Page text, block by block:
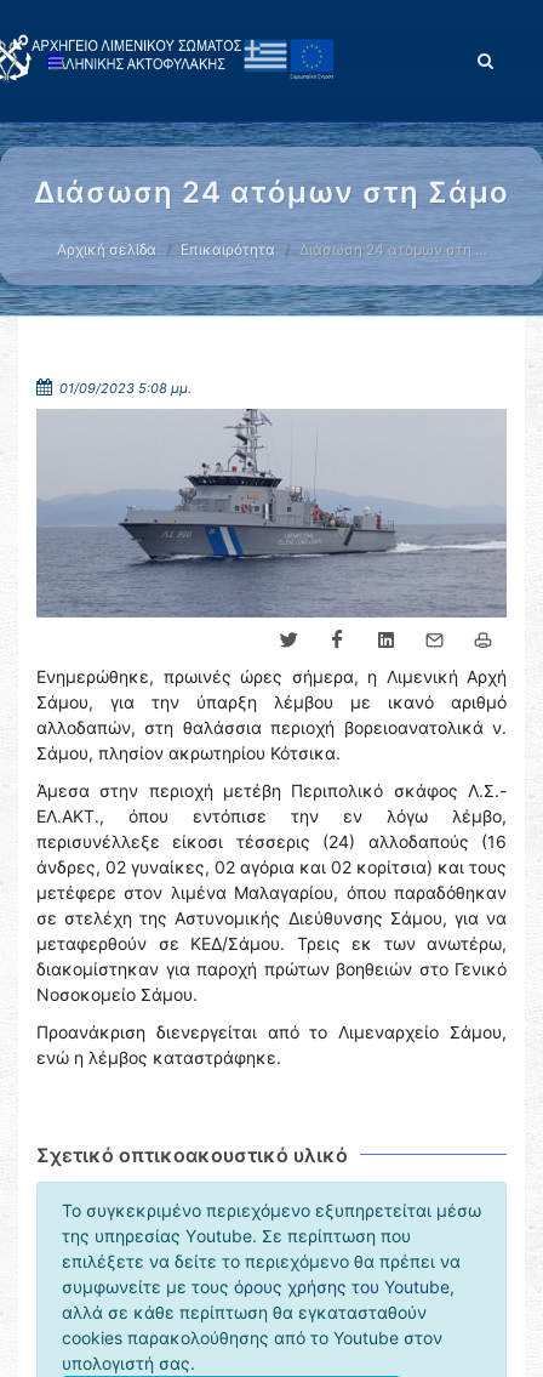
Διάσωση 24 ατόμων στη Σάμο
Αρχική σελίδα Επικαιρότητα Διάσωση 24 ατόμων στη …
01/09/2023 5:08 μμ.
Ενημερώθηκε, πρωινές ώρες σήμερα, η Λιμενική Αρχή
Σάμου, για την ύπαρξη λέμβου με ικανό αριθμό
αλλοδαπών, στη θαλάσσια περιοχή βορειοανατολικά ν.
Σάμου, πλησίον ακρωτηρίου Κότσικα.
Άμεσα στην περιοχή μετέβη Περιπολικό σκάφος Λ.Σ.-
ΕΛ.ΑΚΤ., όπου εντόπισε την εν λόγω λέμβο,
περισυνέλλεξε είκοσι τέσσερις (24) αλλοδαπούς (16
άνδρες, 02 γυναίκες, 02 αγόρια και 02 κορίτσια) και τους
μετέφερε στον λιμένα Μαλαγαρίου, όπου παραδόθηκαν
σε στελέχη της Αστυνομικής Διεύθυνσης Σάμου, για να
μεταφερθούν σε ΚΕΔ/Σάμου. Τρεις εκ των ανωτέρω,
διακομίστηκαν για παροχή πρώτων βοηθειών στο Γενικό
Νοσοκομείο Σάμου.
Προανάκριση διενεργείται από το Λιμεναρχείο Σάμου,
ενώ η λέμβος καταστράφηκε.
Σχετικό οπτικοακουστικό υλικό
Το συγκεκριμένο περιεχόμενο εξυπηρετείται μέσω
της υπηρεσίας Υoutube. Σε περίπτωση που
επιλέξετε να δείτε το περιεχόμενο θα πρέπει να
συμφωνείτε με τους όρους χρήσης του Youtube,
αλλά σε κάθε περίπτωση θα εγκατασταθούν
cookies παρακολούθησης από το Youtube στον
υπολογιστή σας.